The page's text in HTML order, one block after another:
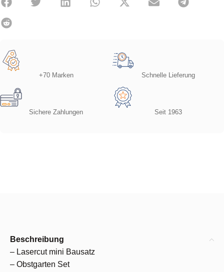
+70 Marken Schnelle Lieferung
Sichere Zahlungen Seit 1963
Beschreibung
– Lasercut mini Bausatz
– Obstgarten Set